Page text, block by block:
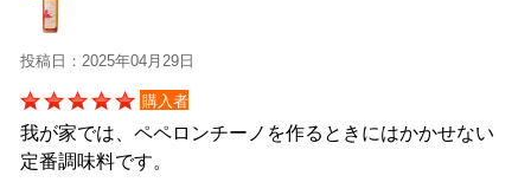
投稿日：2025年04月29日
購入者
我が家では、ペペロンチーノを作るときにはかかせない
定番調味料です。